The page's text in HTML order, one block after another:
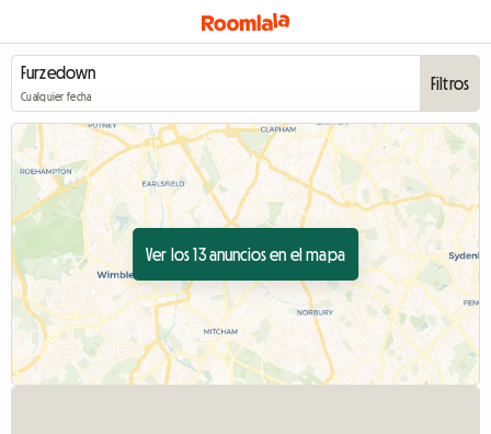
Cualquier fecha
Filtros
Ver los 13 anuncios en el mapa